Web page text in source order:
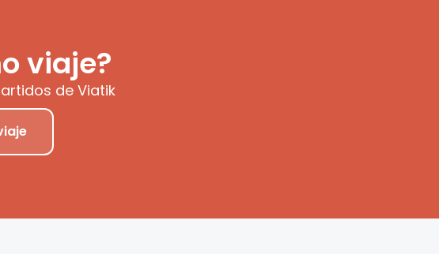
viaje?
de Viatik